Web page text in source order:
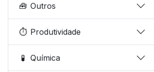
🧰 Outros
⏱️ Produtividade
🧪 Química